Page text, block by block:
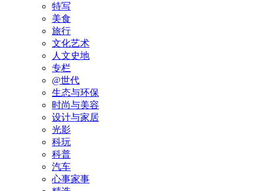
特写
美食
旅行
文化艺术
人文史地
专栏
@世代
生态与环保
时尚与美容
设计与家居
光影
科玩
科普
汽车
心事家事